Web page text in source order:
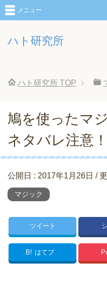
ハト研究所
メニュー
ハト研究所 TOP
鳩を使ったマ
ネタバレ注意！
公開日 : 2017年1月26日 /
マジック
ツイート
B! はてブ